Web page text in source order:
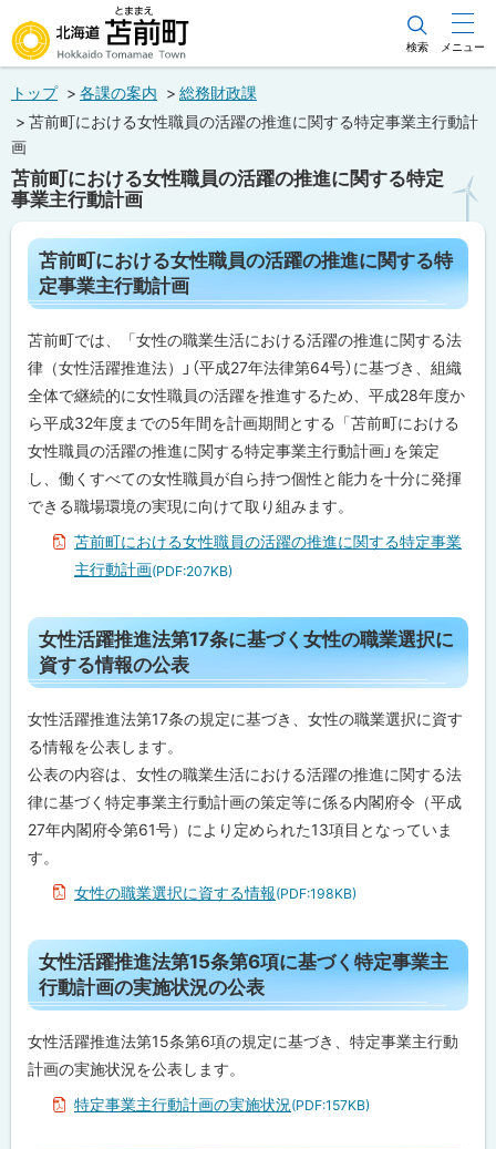
文
メ
ニ
ュ
ー
へ
北海道苫前町
Hokkaido Tomamae Town
検索 メニュー
トップ 各課の案内
総務財政課
苫前町における女性職員の活躍の推進に関する特定事業主行動計
画
苫前町における女性職員の活躍の推進に関する特定
事業主行動計画
ペ
ー
ジ
内
次
苫
前
町
に
お
け
る
女
性
の
推
進
に
関
る
特
定
事
業
主
行
動
計
性
活
躍
推
法
第
17
苫前町における女性職員の活躍の推進に関する特
定事業主行動計画
苫前町では、「女性の職業生活における活躍の推進に関する法
律（女性活躍推進法）」（平成27年法律第64号）に基づき、組織
全体で継続的に女性職員の活躍を推進するため、平成28年度か
ら平成32年度までの5年間を計画期間とする「苫前町における
女性職員の活躍の推進に関する特定事業主行動計画」を策定
し、働くすべての女性職員が自ら持つ個性と能力を十分に発揮
できる職場環境の実現に向けて取り組みます。
苫前町における女性職員の活躍の推進に関する特定事業
主行動計画(PDF:207KB)
ト
ッ
プ
に
戻
る
女性活躍推進法第17条に基づく女性の職業選択に
資する情報の公表
女性活躍推進法第17条の規定に基づき、女性の職業選択に資す
る情報を公表します。
公表の内容は、女性の職業生活における活躍の推進に関する法
律に基づく特定事業主行動計画の策定等に係る内閣府令（平成
27年内閣府令第61号）により定められた13項目となっていま
す。
女性の職業選択に資する情報(PDF:198KB)
ト
ッ
プ
に
戻
女性活躍推進法第15条第6項に基づく特定事業主
行動計画の実施状況の公表
女性活躍推進法第15条第6項の規定に基づき、特定事業主行動
計画の実施状況を公表します。
特定事業主行動計画の実施状況 (PDF:157KB)